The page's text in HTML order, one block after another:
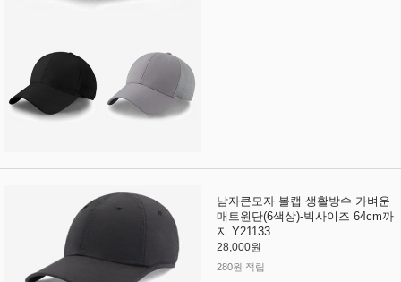
남자큰모자 볼캡 생활방수 가벼운
매트원단(6색상)-빅사이즈 64cm까
지 Y21133
28,000원
280원 적립